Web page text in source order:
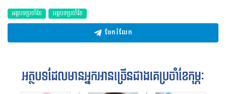
អត្ថបទប្រចាំខែ អត្ថបទប្រចាំខែ
ចែករំលែក